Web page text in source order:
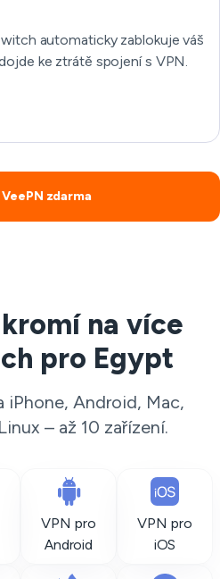
automaticky zablokuje váš
ke ztrátě spojení s VPN.
zdarma
na více
pro Egypt
iPhone, Android, Mac,
– až 10 zařízení.
VPN pro
Android
VPN pro
iOS